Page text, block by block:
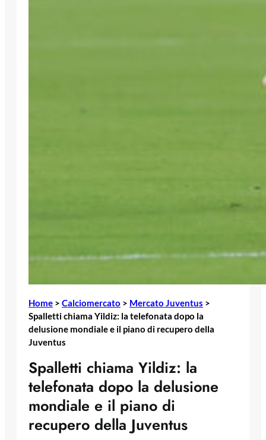
Home > Calciomercato > Mercato Juventus >
Spalletti chiama Yildiz: la telefonata dopo la
delusione mondiale e il piano di recupero della
Juventus
Spalletti chiama Yildiz: la
telefonata dopo la delusione
mondiale e il piano di
recupero della Juventus